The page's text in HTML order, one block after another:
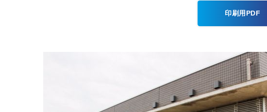
印刷用PDF